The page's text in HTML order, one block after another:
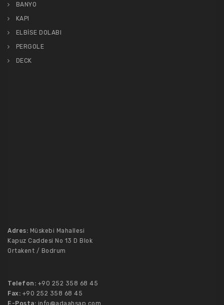
BANYO
KAPI
ELBİSE DOLABI
PERGOLE
DECK
Adres: Müskebi Mahallesi
Kapuz Caddesi No 13 D Blok
Ortakent / Bodrum
Telefon: +90 252 358 68 45
Fax: +90 252 358 68 45
E-Posta: info@adaahsap.com